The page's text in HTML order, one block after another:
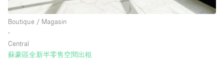
Boutique / Magasin
∙
Central
蘇豪區全新半零售空間出租